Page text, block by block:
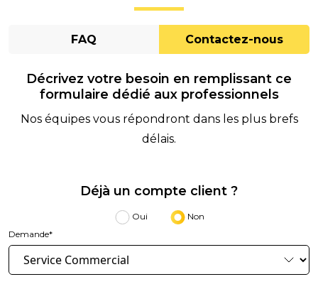
FAQ Contactez-nous
Décrivez votre besoin en remplissant ce
formulaire dédié aux professionnels
Nos équipes vous répondront dans les plus brefs
délais.
Déjà un compte client ?
Oui
Non
Demande*